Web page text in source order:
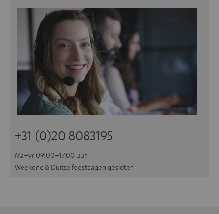
+31 (0)20 8083195
Ma–vr 09:00–17:00 uur
Weekend & Duitse feestdagen gesloten